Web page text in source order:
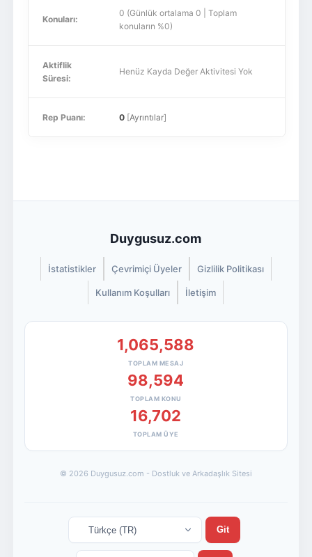
Konuları:
0 (Günlük ortalama 0 | Toplam
konuların %0)
Aktiflik
Süresi:
Henüz Kayda Değer Aktivitesi Yok
Rep Puanı: 0[Ayrıntılar]
Duygusuz.com
İstatistikler Çevrimiçi Üyeler Gizlilik Politikası
Kullanım Koşulları İletişim
1,065,588
TOPLAM MESAJ
98,594
TOPLAM KONU
16,702
TOPLAM ÜYE
© 2026 Duygusuz.com - Dostluk ve Arkadaşlık Sitesi